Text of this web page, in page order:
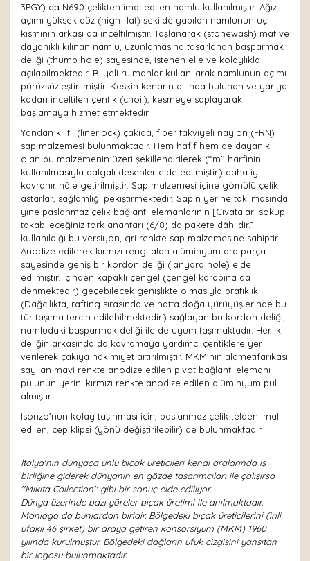
3PGY) da N690 çelikten imal edilen namlu kullanılmıştır. Ağız
açımı yüksek düz (high flat) şekilde yapılan namlunun uç
kısmının arkası da inceltilmiştir. Taşlanarak (stonewash) mat ve
dayanıklı kılınan namlu, uzunlamasına tasarlanan başparmak
deliği (thumb hole) sayesinde, istenen elle ve kolaylıkla
açılabilmektedir. Bilyeli rulmanlar kullanılarak namlunun açımı
pürüzsüzleştirilmiştir. Keskin kenarın altında bulunan ve yarıya
kadarı inceltilen çentik (choil), kesmeye saplayarak
başlamaya hizmet etmektedir.
Yandan kilitli (linerlock) çakıda, fiber takviyeli naylon (FRN)
sap malzemesi bulunmaktadır. Hem hafif hem de dayanıklı
olan bu malzemenin üzeri şekillendirilerek (‘‘m’’ harfinin
kullanılmasıyla dalgalı desenler elde edilmiştir.) daha iyi
kavranır hâle getirilmiştir. Sap malzemesi içine gömülü çelik
astarlar, sağlamlığı pekiştirmektedir. Sapın yerine takılmasında
yine paslanmaz çelik bağlantı elemanlarının [Cıvataları söküp
takabileceğiniz tork anahtarı (6/8) da pakete dâhildir.]
kullanıldığı bu versiyon, gri renkte sap malzemesine sahiptir.
Anodize edilerek kırmızı rengi alan alüminyum ara parça
sayesinde geniş bir kordon deliği (lanyard hole) elde
edilmiştir. İçinden kapaklı çengel (çengel karabina da
denmektedir) geçebilecek genişlikte olmasıyla pratiklik
(Dağcılıkta, rafting sırasında ve hatta doğa yürüyüşlerinde bu
tür taşıma tercih edilebilmektedir.) sağlayan bu kordon deliği,
namludaki başparmak deliği ile de uyum taşımaktadır. Her iki
deliğin arkasında da kavramaya yardımcı çentiklere yer
verilerek çakıya hâkimiyet artırılmıştır. MKM’nin alametifarikası
sayılan mavi renkte anodize edilen pivot bağlantı elemanı
pulunun yerini kırmızı renkte anodize edilen alüminyum pul
almıştır.
Isonzo’nun kolay taşınması için, paslanmaz çelik telden imal
edilen, cep klipsi (yönü değiştirilebilir) de bulunmaktadır.
İtalya'nın dünyaca ünlü bıçak üreticileri kendi aralarında iş
birliğine giderek dünyanın en gözde tasarımcıları ile çalışırsa
''Mikita Collection'' gibi bir sonuç elde ediliyor.
Dünya üzerinde bazı yöreler bıçak üretimi ile anılmaktadır.
Maniago da bunlardan biridir. Bölgedeki bıçak üreticilerini (irili
ufaklı 46 şirket) bir araya getiren konsorsiyum (MKM) 1960
yılında kurulmuştur. Bölgedeki dağların ufuk çizgisini yansıtan
bir logosu bulunmaktadır.